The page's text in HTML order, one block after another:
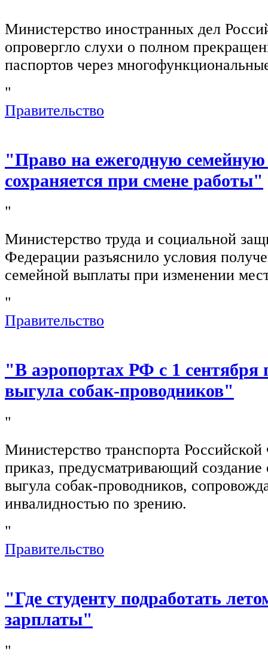
Министерство иностранных дел
опровергло слухи о полном
паспортов через
"
Правительство
"Право на ежегодную
сохраняется при смене работы"
"
Министерство труда и социальной
Федерации разъяснило условия
семейной выплаты при изменении
"
Правительство
"В аэропортах РФ с 1 сентября
выгула собак-проводников"
"
Министерство транспорта
приказ, предусматривающий создание
выгула собак-проводников,
инвалидностью по зрению.
"
Правительство
"Где студенту подработать
зарплаты"
"